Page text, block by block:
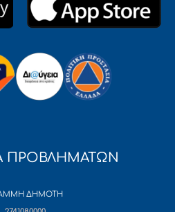
ΠΡΟΒΛΗΜΑΤΩΝ
ΔΗΜΟΤΗ